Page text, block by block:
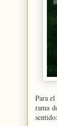
Para
rama